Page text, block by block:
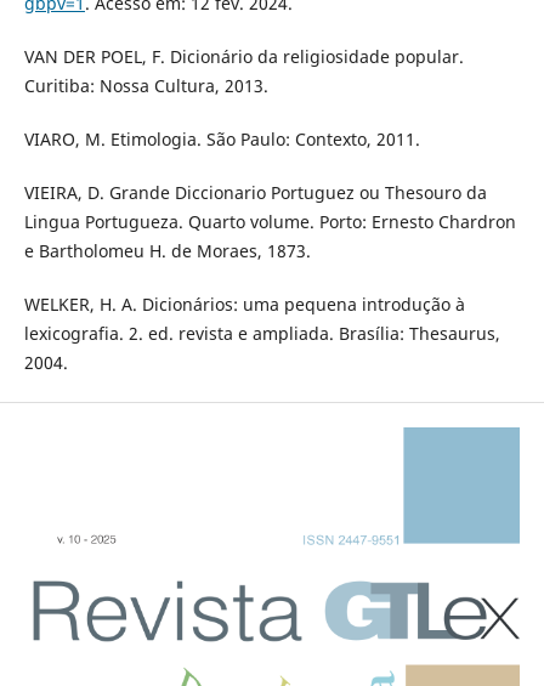
VAN DER POEL, F. Dicionário da religiosidade popular.
Curitiba: Nossa Cultura, 2013.
VIARO, M. Etimologia. São Paulo: Contexto, 2011.
VIEIRA, D. Grande Diccionario Portuguez ou Thesouro da
Lingua Portugueza. Quarto volume. Porto: Ernesto Chardron
e Bartholomeu H. de Moraes, 1873.
WELKER, H. A. Dicionários: uma pequena introdução à
lexicografia. 2. ed. revista e ampliada. Brasília: Thesaurus,
2004.